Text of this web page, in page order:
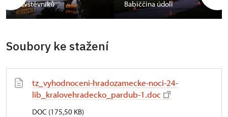
návštěvníků Babiččina údolí
Soubory ke stažení
tz_vyhodnoceni-hradozamecke-noci-24-
lib_kralovehradecko_pardub-1.doc
DOC (175,50 KB)